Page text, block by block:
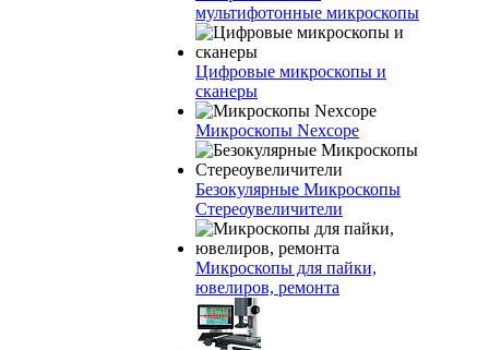
мультифотонные микроскопы
Цифровые микроскопы и
сканеры
Микроскопы Nexcope
Безокулярные Микроскопы
Стереоувеличители
Микроскопы для пайки,
ювелиров, ремонта